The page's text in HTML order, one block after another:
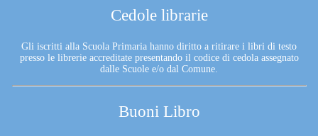
Cedole librarie
Gli iscritti alla Scuola Primaria hanno diritto a ritirare i libri di testo
presso le librerie accreditate presentando il codice di cedola assegnato
dalle Scuole e/o dal Comune.
Buoni Libro